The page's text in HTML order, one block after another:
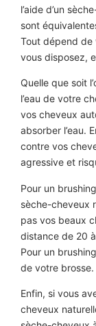
l’aide d’un
sont
Tout dépend
vous disposez,
Quelle que soit
l’eau de votre
vos cheveux
absorber l’eau.
contre vos
agressive et
Pour un
sèche-cheveux
pas vos beaux
distance de 20
Pour un
de votre brosse.
Enfin, si vous
cheveux